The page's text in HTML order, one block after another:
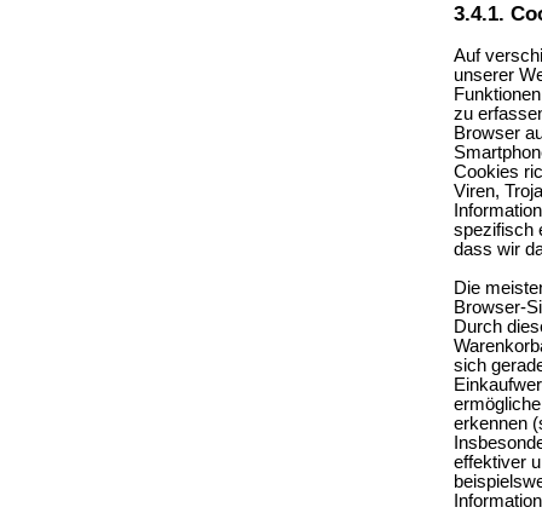
3.4.1.
Auf
unserer
zu
Browser
Cookies
Viren,
spezifisch
dass wir
Die
Browser-
Durch
sich
erkennen
effektiver